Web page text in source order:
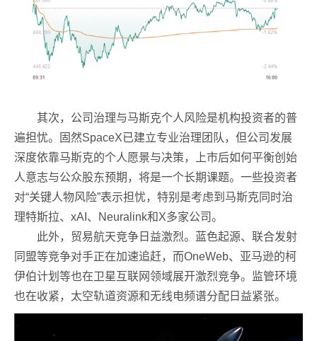
其次，公司治理与马斯克个人风险是机构投资者的普
遍担忧。固然SpaceX已建立专业治理团队，但公司发展
深度依靠马斯克的个人愿景与决策，上市后如何平衡创始
人意志与公众股东预期，将是一个长期课题。一些投资者
对“关键人物风险”表示担忧，特别是考虑到马斯克同时治
理特斯拉、xAI、Neuralink和X多家公司。
此外，贸易航天竞争日益激烈。蓝色起源、联合发射
同盟等竞争对手正在加速追赶，而OneWeb、亚马逊的柯
伊伯计划等也在卫星互联网领域展开激烈竞争。监管环境
也在收紧，太空轨道资源和无线电频谱分配日益紧张。